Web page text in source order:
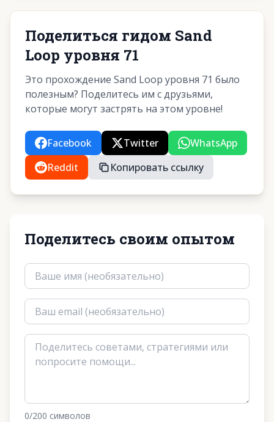
Поделиться гидом Sand
Loop уровня 71
Это прохождение Sand Loop уровня 71 было
полезным? Поделитесь им с друзьями,
которые могут застрять на этом уровне!
Facebook Twitter
WhatsApp
Reddit
Копировать ссылку
Поделитесь своим опытом
0/200 символов